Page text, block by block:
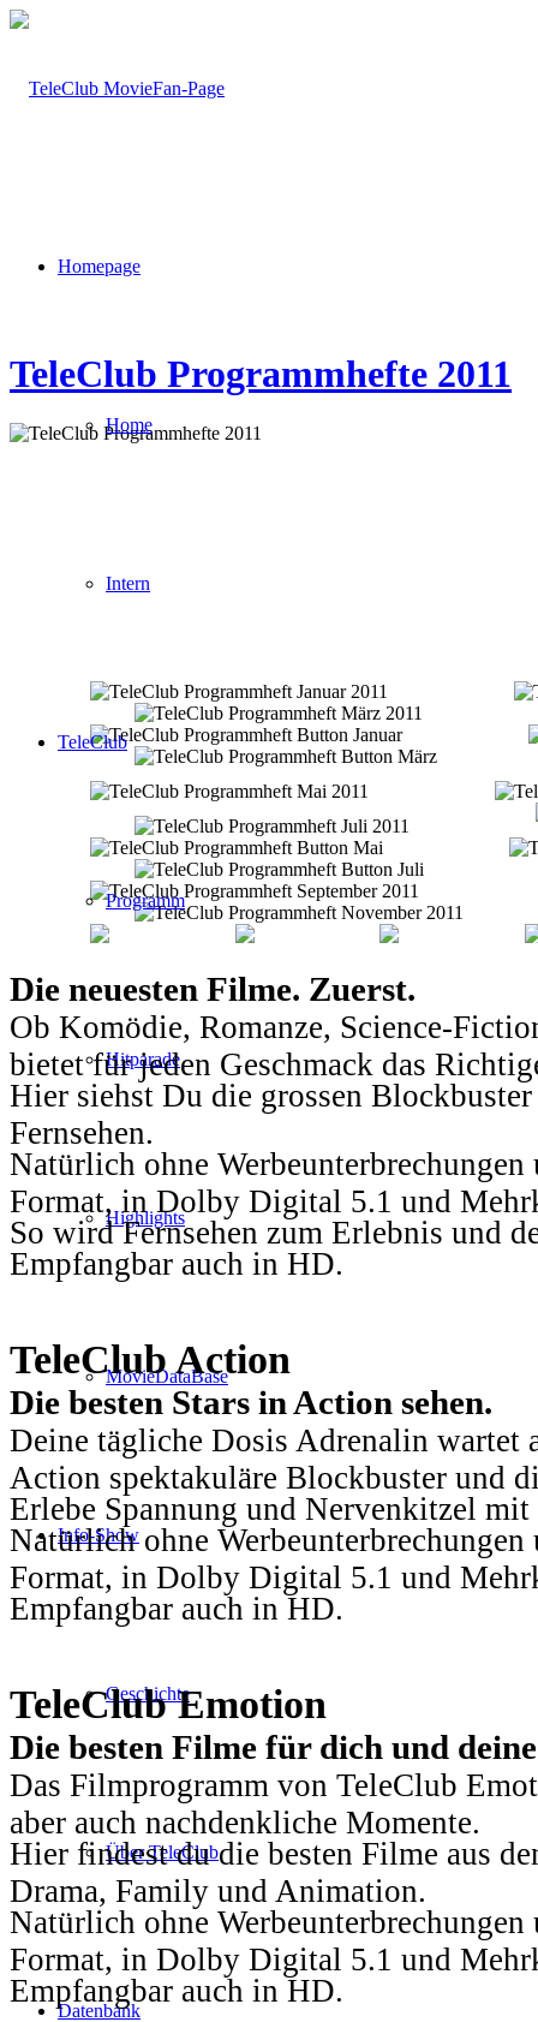
Homepage
Home
Intern
TeleClub
Programm
Hitparade
Highlights
MovieDataBase
Info-Show
Geschichte
Über TeleClub
Datenbank
TeleClub Programmhefte 2011
Die neuesten Filme. Zuerst.
Ob Komödie, Romanze, Science-
bietet für jeden Geschmack das
Hier siehst Du die grossen
Fernsehen.
Natürlich ohne
Format, in Dolby Digital 5.1 und
So wird Fernsehen zum Erlebnis und
Empfangbar auch in HD.
TeleClub Action
Die besten Stars in Action sehen.
Deine tägliche Dosis Adrenalin wartet
Action spektakuläre Blockbuster und
Erlebe Spannung und Nervenkitzel
Natürlich ohne
Format, in Dolby Digital 5.1 und
Empfangbar auch in HD.
TeleClub Emotion
Die besten Filme für dich und
Das Filmprogramm von TeleClub
aber auch nachdenkliche Momente.
Hier findest du die besten Filme aus
Drama, Family und Animation.
Natürlich ohne
Format, in Dolby Digital 5.1 und
Empfangbar auch in HD.